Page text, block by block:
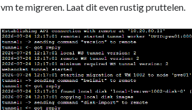
vm te migreren. Laat dit even rustig pruttelen.